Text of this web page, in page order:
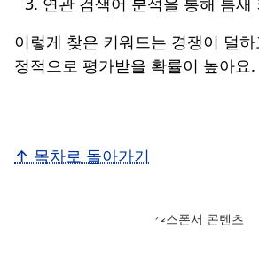
이렇게 찾은 키워드는 경쟁이 덜
정적으로 평가받을 확률이 높아요.
↑ 목차로 돌아가기
스폰서 콘텐츠